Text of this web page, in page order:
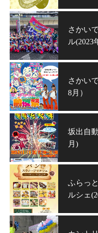
さかい
ル(2023
さかい
8月）
坂出自
月)
ふらっ
ルシェ